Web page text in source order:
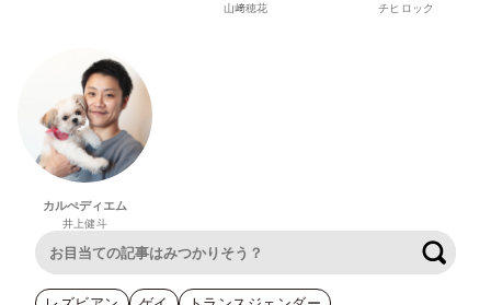
山﨑穂花 チヒロック
カルぺディエム
井上健斗